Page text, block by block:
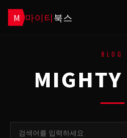
M 마이티북스
BLOG
MIGHTY